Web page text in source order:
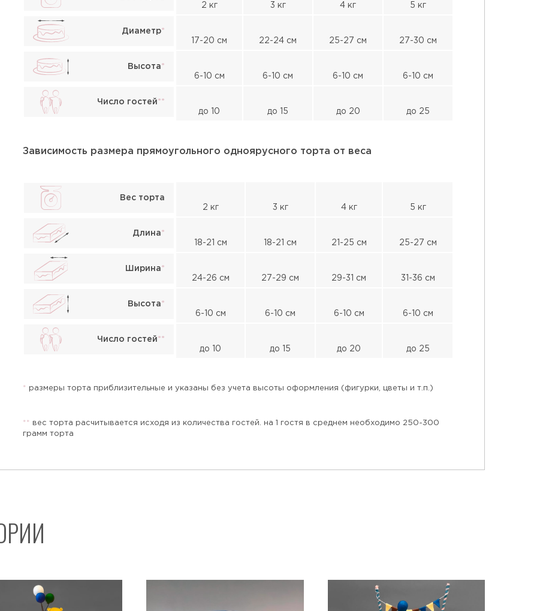
2 кг
3 кг 4 кг 5 кг
Диаметр*
17-20 см
22-24 см 25-27 см 27-30 см
Высота*
6-10 см
6-10 см 6-10 см 6-10 см
Число гостей**
до 10
до 15 до 20 до 25
Зависимость размера прямоугольного одноярусного торта от веса
Вес торта
2 кг
3 кг 4 кг 5 кг
Длина*
18-21 см
18-21 см 21-25 см 25-27 см
Ширина*
24-26 см
27-29 см 29-31 см 31-36 см
Высота*
6-10 см
6-10 см 6-10 см 6-10 см
Число гостей**
до 10
до 15 до 20 до 25
* размеры торта приблизительные и указаны без учета высоты оформления (фигурки, цветы и т.п.)
* *
вес торта расчитывается исходя из количества гостей. на 1 гостя в среднем необходимо 250-300
грамм торта